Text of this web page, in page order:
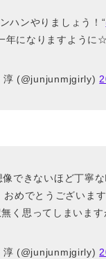
ハンやりましょう！“
年になりますように
(@junjunmjgirly)
できないほど丁寧
おめでとうございま
く思ってしまいま
(@junjunmjgirly)